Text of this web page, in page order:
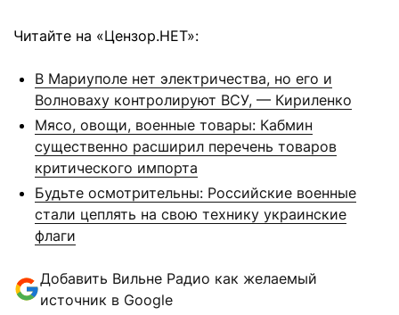
Читайте на «Цензор.НЕТ»:
В Мариуполе нет электричества, но его и
Волноваху контролируют ВСУ, — Кириленко
Мясо, овощи, военные товары: Кабмин
существенно расширил перечень товаров
критического импорта
Будьте осмотрительны: Российские военные
стали цеплять на свою технику украинские
флаги
Добавить Вильне Радио как желаемый
источник в Google